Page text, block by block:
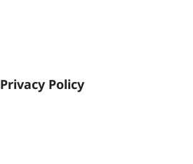
Privacy Policy